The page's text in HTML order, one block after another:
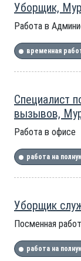
Уборщик,
Работа в
временная
Специалист
вызывов,
Работа в офисе
работа на
Уборщик
Посменная
работа на